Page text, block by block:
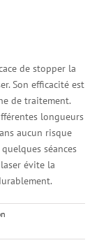
de stopper la
Son efficacité est
de traitement.
longueurs
aucun risque
séances
évite la